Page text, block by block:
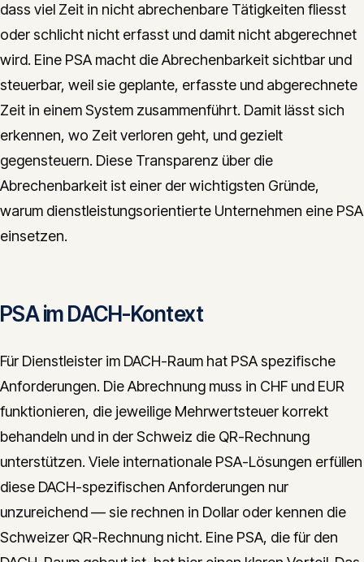
dass viel Zeit in nicht abrechenbare Tätigkeiten fliesst
oder schlicht nicht erfasst und damit nicht abgerechnet
wird. Eine PSA macht die Abrechenbarkeit sichtbar und
steuerbar, weil sie geplante, erfasste und abgerechnete
Zeit in einem System zusammenführt. Damit lässt sich
erkennen, wo Zeit verloren geht, und gezielt
gegensteuern. Diese Transparenz über die
Abrechenbarkeit ist einer der wichtigsten Gründe,
warum dienstleistungsorientierte Unternehmen eine PSA
einsetzen.
PSA im DACH-Kontext
Für Dienstleister im DACH-Raum hat PSA spezifische
Anforderungen. Die Abrechnung muss in CHF und EUR
funktionieren, die jeweilige Mehrwertsteuer korrekt
behandeln und in der Schweiz die QR-Rechnung
unterstützen. Viele internationale PSA-Lösungen erfüllen
diese DACH-spezifischen Anforderungen nur
unzureichend — sie rechnen in Dollar oder kennen die
Schweizer QR-Rechnung nicht. Eine PSA, die für den